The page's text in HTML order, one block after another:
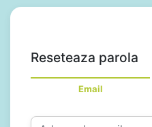
Reseteaza parola
Email